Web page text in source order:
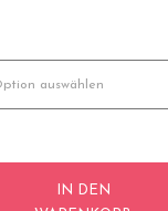
IN DEN